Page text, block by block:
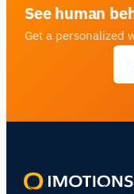
See human
Get a personalized